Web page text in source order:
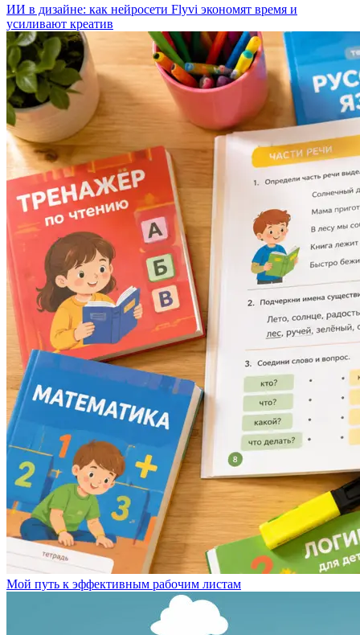
ИИ в дизайне: как нейросети Flyvi экономят время и
усиливают креатив
Мой путь к эффективным рабочим листам